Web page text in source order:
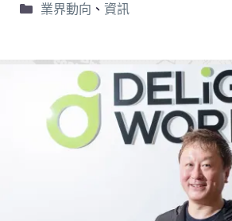
業界動向 、 資訊